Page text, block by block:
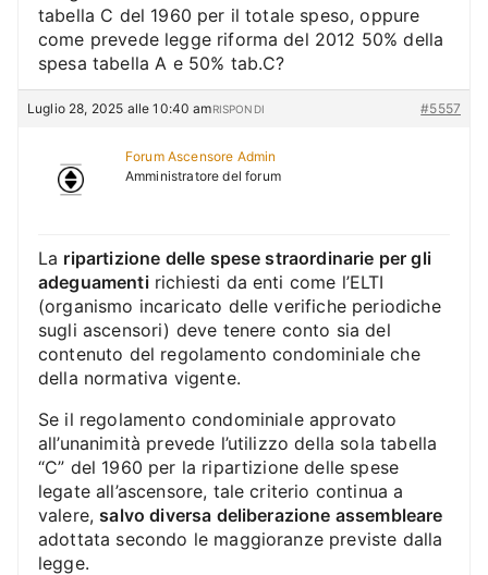
tabella C del 1960 per il totale speso, oppure
come prevede legge riforma del 2012 50% della
spesa tabella A e 50% tab.C?
Luglio 28, 2025 alle 10:40 am #5557
RISPONDI
Forum Ascensore Admin
Amministratore del forum
La ripartizione delle spese straordinarie per gli
adeguamentirichiesti da enti come l’ELTI
(organismo incaricato delle verifiche periodiche
sugli ascensori) deve tenere conto sia del
contenuto del regolamento condominiale che
della normativa vigente.
Se il regolamento condominiale approvato
all’unanimità prevede l’utilizzo della sola tabella
“C” del 1960 per la ripartizione delle spese
legate all’ascensore, tale criterio continua a
valere,salvo diversa deliberazione assembleare
adottata secondo le maggioranze previste dalla
legge.